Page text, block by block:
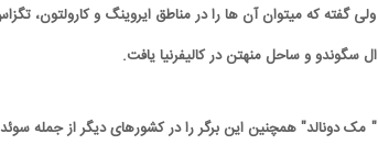
ولی گفته که میتوان آن ها را در مناطق ایروینگ و کارولتون،
ال سگوندو و ساحل منهتن در کالیفرنیا یافت.
" مک دونالد" همچنین این برگر را در کشورهای دیگر از جمله